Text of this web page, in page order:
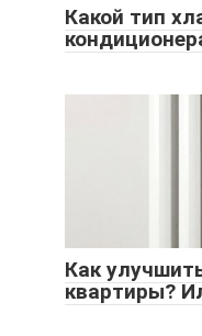
Какой тип
Как
квартиры?